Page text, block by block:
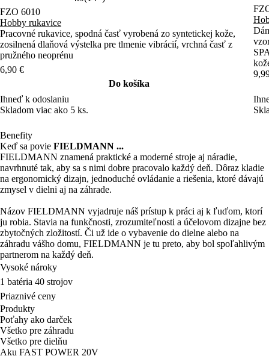
FZO 6010
Hobby rukavice
Pracovné rukavice, spodná časť vyrobená zo syntetickej kože,
zosilnená dlaňová výstelka pre tlmenie vibrácií, vrchná časť z
pružného neoprénu
6,90 €
Do košíka
Ihneď k odoslaniu
Skladom viac ako 5 ks.
(S)
Keď sa povie
FIELDMANN znamená praktické a moderné stroje aj náradie,
navrhnuté tak, aby sa s nimi dobre pracovalo každý deň. Dôraz kladie
na ergonomický dizajn, jednoduché ovládanie a riešenia, ktoré dávajú
zmysel v dielni aj na záhrade.
Názov FIELDMANN vyjadruje náš prístup k práci aj k ľuďom, ktorí
ju robia. Stavia na funkčnosti, zrozumiteľnosti a účelovom dizajne bez
zbytočných zložitostí. Či už ide o vybavenie do dielne alebo na
záhradu vášho domu, FIELDMANN je tu preto, aby bol spoľahlivým
partnerom na každý deň.
Vysoké nároky
1 batéria 40 strojov
Priaznivé ceny
Produkty
Poťahy ako darček
Všetko pre záhradu
Všetko pre dielňu
Aku FAST POWER 20V